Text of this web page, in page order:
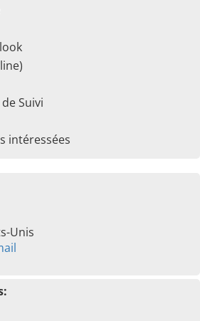
Suivi
intéressées
Unis